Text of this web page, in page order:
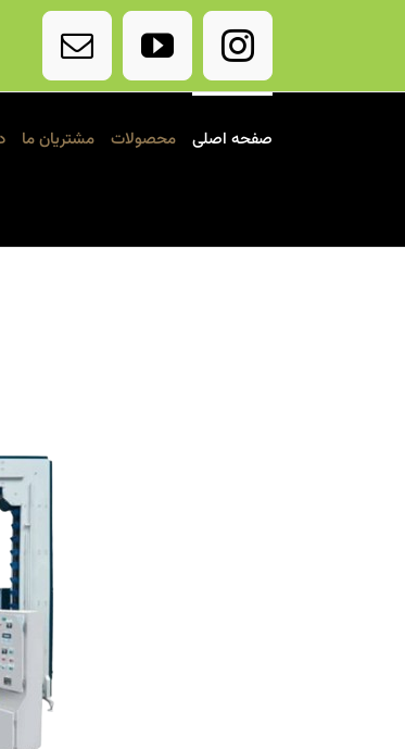
Instagram
YouTube
Email
صفحه اصلی محصولات مشتریان ما